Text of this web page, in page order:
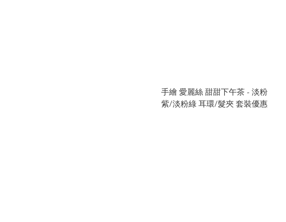
手繪 愛麗絲 甜甜下午茶 - 淡粉
紫/淡粉綠 耳環/髮夾 套裝優惠